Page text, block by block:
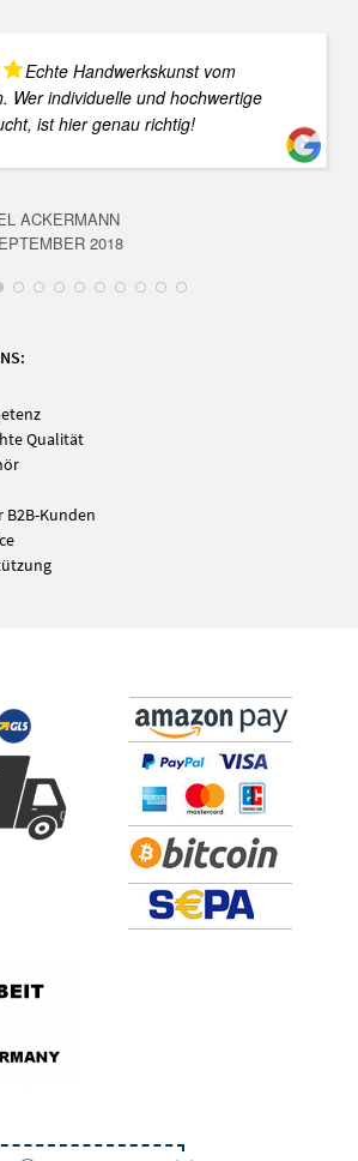
Echte Handwerkskunst vom
Wer individuelle und hochwertige
ist hier genau richtig!
ACKERMANN
2018
Qualität
B2B-Kunden